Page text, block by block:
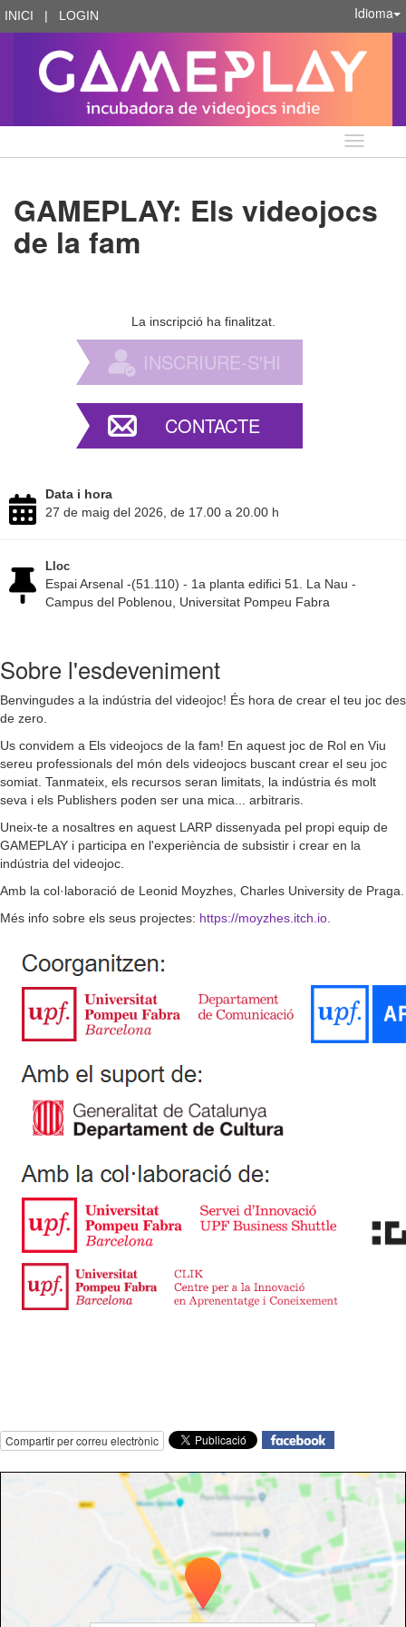
INICI | LOGIN Idioma
Idioma
GAMEPLAY: ​Els videojocs
de la fam
La inscripció ha finalitzat.
INSCRIURE-S'HI
CONTACTE
Data i hora
27 de maig del 2026, de 17.00 a 20.00 h
Lloc
Espai Arsenal -(51.110) - 1a planta edifici 51. La Nau -
Campus del Poblenou, Universitat Pompeu Fabra
Sobre l'esdeveniment
Benvingudes a la indústria del videojoc! És hora de crear el teu joc des
de zero.
​Us convidem a ​Els videojocs de la fam! En aquest joc de Rol en Viu
sereu professionals del món dels videojocs buscant crear el seu joc
somiat. Tanmateix, els recursos seran limitats, la indústria és molt
seva i els Publishers poden ser una mica... arbitraris.
​Uneix-te a nosaltres en aquest LARP dissenyada pel propi equip de
GAMEPLAY i participa en l'experiència de subsistir i crear en la
indústria del videojoc.
​Amb la col·laboració de Leonid Moyzhes, Charles University de Praga.
Més info sobre els seus projectes: https://moyzhes.itch.io
Compartir per correu electrònic